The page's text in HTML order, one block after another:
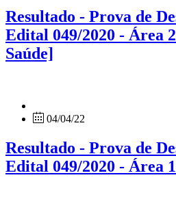
Resultado - Prova de
Edital 049/2020 - Área
Saúde]
04/04/22
Resultado - Prova de
Edital 049/2020 - Área